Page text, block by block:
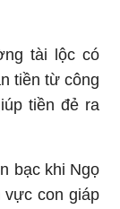
tài lộc có
tiền từ công
tiền đẻ ra
bạc khi Ngọ
con giáp